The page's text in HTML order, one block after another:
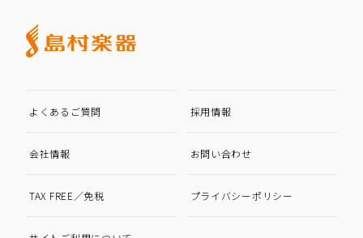
よくあるご質問 採用情報
会社情報 お問い合わせ
TAX FREE／免税 プライバシーポリシー